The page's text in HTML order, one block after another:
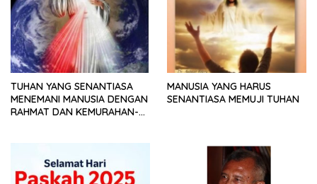
TUHAN YANG SENANTIASA
MENEMANI MANUSIA DENGAN
RAHMAT DAN KEMURAHAN-
MANUSIA YANG HARUS
SENANTIASA MEMUJI TUHAN